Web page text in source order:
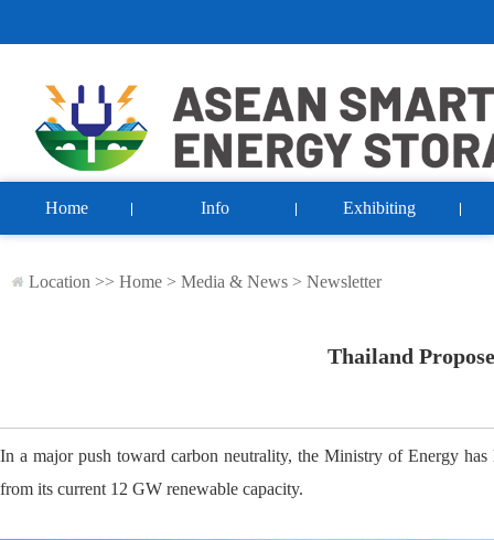
Home Info Exhibiting
Location >> Home > Media & News > Newsletter
Thailand
In a major push toward carbon neutrality, the Ministry of Energy
from its current 12 GW renewable capacity.